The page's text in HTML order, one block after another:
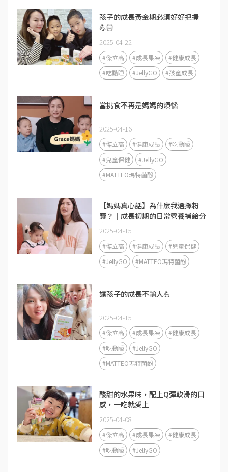
孩子的成長黃金期必須好好把握
💪🏻
2025-04-22
#傑立高 #成長果凍
#健康成長
#吃動睡
#JellyGO #孩童成長
當挑食不再是媽媽的煩惱
2025-04-16
#傑立高 #健康成長
#吃動睡
#兒童保健
#JellyGO
#MATTEO瑪特菌酚
【媽媽真心話】為什麼我選擇粉
寶？｜成長初期的日常營養補給分
享「黃金1000天」是免疫力發展
的關鍵期❤️
2025-04-15
#傑立高 #健康成長
#兒童保健
#JellyGO
#MATTEO瑪特菌酚
讓孩子的成長不輸人💪
2025-04-15
#傑立高 #成長果凍
#健康成長
#吃動睡
#JellyGO
#MATTEO瑪特菌酚
酸甜的水果味，配上Q彈軟滑的口
感，一吃就愛上
2025-04-08
#傑立高 #成長果凍
#健康成長
#吃動睡
#JellyGO